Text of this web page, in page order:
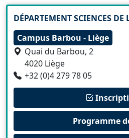
DÉPARTEMENT SCIENCES DE
Campus Barbou - Liège
Quai du Barbou, 2
4020 Liège
+32 (0)4 279 78 05
Programme